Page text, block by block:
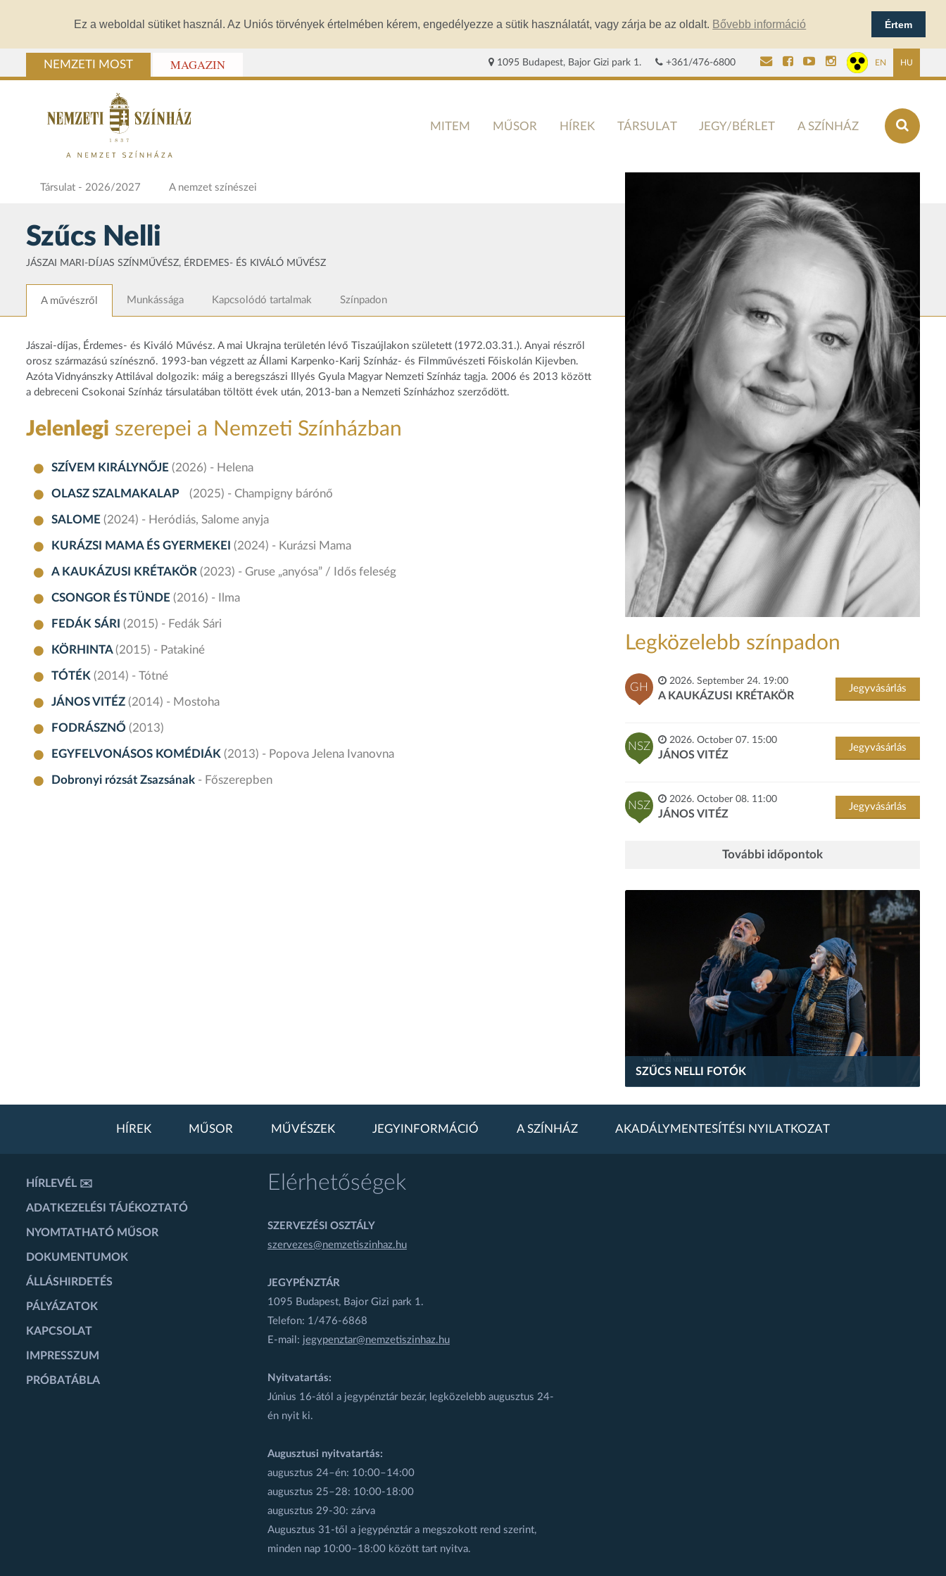
Ez a weboldal sütiket használ. Az Uniós törvények értelmében kérem, engedélyezze a sütik használatát, vagy zárja be az oldalt. Bővebb információ Értem
NEMZETI MOST MAGAZIN 1095 Budapest, Bajor Gizi park 1. +361/476-6800 EN HU
MITEM MŰSOR HÍREK TÁRSULAT JEGY/BÉRLET A SZÍNHÁZ
Társulat - 2026/2027 A nemzet színészei
Szűcs Nelli
JÁSZAI MARI-DÍJAS SZÍNMŰVÉSZ, ÉRDEMES- ÉS KIVÁLÓ MŰVÉSZ
A művészről Munkássága Kapcsolódó tartalmak Színpadon
Jászai-díjas, Érdemes- és Kiváló Művész. A mai Ukrajna területén lévő Tiszaújlakon született (1972.03.31.). Anyai részről
orosz származású színésznő. 1993-ban végzett az Állami Karpenko-Karij Színház- és Filmművészeti Főiskolán Kijevben.
Azóta Vidnyánszky Attilával dolgozik: máig a beregszászi Illyés Gyula Magyar Nemzeti Színház tagja. 2006 és 2013 között
a debreceni Csokonai Színház társulatában töltött évek után, 2013-ban a Nemzeti Színházhoz szerződött.
Jelenlegi szerepei a Nemzeti Színházban
SZÍVEM KIRÁLYNŐJE(2026) - Helena
OLASZ SZALMAKALAP(2025) - Champigny bárónő
SALOME(2024) - Heródiás, Salome anyja
KURÁZSI MAMA ÉS GYERMEKEI(2024) - Kurázsi Mama
A KAUKÁZUSI KRÉTAKÖR(2023) - Gruse „anyósa” / Idős feleség
CSONGOR ÉS TÜNDE(2016) - Ilma
FEDÁK SÁRI(2015) - Fedák Sári
KÖRHINTA(2015) - Patakiné
TÓTÉK(2014) - Tótné
JÁNOS VITÉZ(2014) - Mostoha
FODRÁSZNŐ(2013)
EGYFELVONÁSOS KOMÉDIÁK(2013) - Popova Jelena Ivanovna
Dobronyi rózsát Zsazsának - Főszerepben
Legközelebb színpadon
GH
2026. September 24. 19:00
A KAUKÁZUSI KRÉTAKÖR
Jegyvásárlás
NSZ
2026. October 07. 15:00
JÁNOS VITÉZ
Jegyvásárlás
NSZ
2026. October 08. 11:00
JÁNOS VITÉZ
Jegyvásárlás
További időpontok
SZŰCS NELLI FOTÓK
HÍREK MŰSOR MŰVÉSZEK JEGYINFORMÁCIÓ A SZÍNHÁZ AKADÁLYMENTESÍTÉSI NYILATKOZAT
HÍRLEVÉL ✉️
ADATKEZELÉSI TÁJÉKOZTATÓ
NYOMTATHATÓ MŰSOR
DOKUMENTUMOK
ÁLLÁSHIRDETÉS
PÁLYÁZATOK
KAPCSOLAT
IMPRESSZUM
PRÓBATÁBLA
Elérhetőségek
SZERVEZÉSI OSZTÁLY
szervezes@nemzetiszinhaz.hu
JEGYPÉNZTÁR
1095 Budapest, Bajor Gizi park 1.
Telefon: 1/476-6868
E-mail: jegypenztar@nemzetiszinhaz.hu
Nyitvatartás:
Június 16-ától a jegypénztár bezár, legközelebb augusztus 24-
én nyit ki.
Augusztusi nyitvatartás:
augusztus 24–én: 10:00–14:00
augusztus 25–28: 10:00-18:00
augusztus 29-30: zárva
Augusztus 31-től a jegypénztár a megszokott rend szerint,
minden nap 10:00–18:00 között tart nyitva.